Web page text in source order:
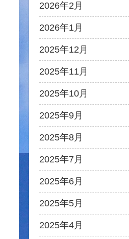
2026年2月
2026年1月
2025年12月
2025年11月
2025年10月
2025年9月
2025年8月
2025年7月
2025年6月
2025年5月
2025年4月